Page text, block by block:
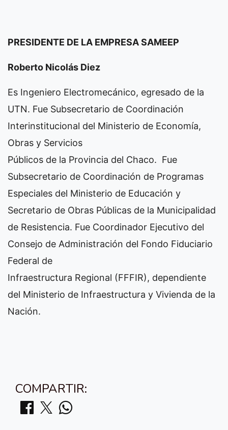
PRESIDENTE DE LA EMPRESA SAMEEP
Roberto Nicolás Diez
Es Ingeniero Electromecánico, egresado de la
UTN. Fue Subsecretario de Coordinación
Interinstitucional del Ministerio de Economía,
Obras y Servicios
Públicos de la Provincia del Chaco. Fue
Subsecretario de Coordinación de Programas
Especiales del Ministerio de Educación y
Secretario de Obras Públicas de la Municipalidad
de Resistencia. Fue Coordinador Ejecutivo del
Consejo de Administración del Fondo Fiduciario
Federal de
Infraestructura Regional (FFFIR), dependiente
del Ministerio de Infraestructura y Vivienda de la
Nación.
COMPARTIR: